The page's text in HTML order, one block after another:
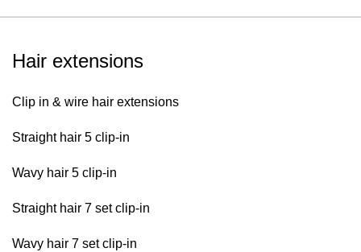
Hair extensions
Clip in & wire hair extensions
Straight hair 5 clip-in
Wavy hair 5 clip-in
Straight hair 7 set clip-in
Wavy hair 7 set clip-in